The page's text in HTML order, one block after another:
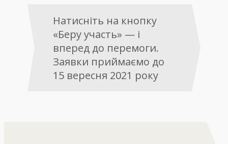
Натисніть на кнопку
«Беру участь» — і
вперед до перемоги.
Заявки приймаємо до
15 вересня 2021 року